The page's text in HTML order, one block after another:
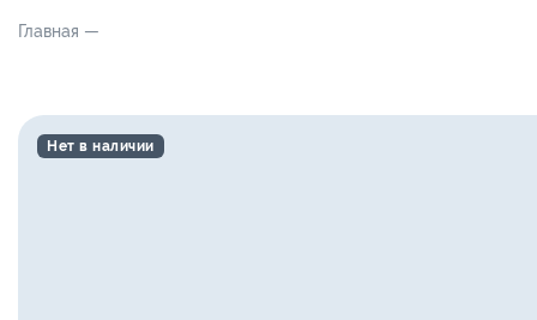
Главная —
Нет в наличии